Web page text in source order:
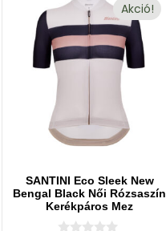
Akció!
SANTINI Eco Sleek New
Bengal Black Női Rózsaszín
Kerékpáros Mez